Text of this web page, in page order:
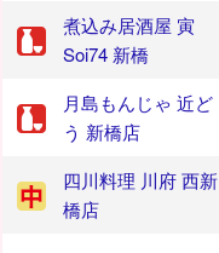
煮込み居酒屋 寅
Soi74 新橋
月島もんじゃ 近ど
う 新橋店
四川料理 川府 西新
橋店